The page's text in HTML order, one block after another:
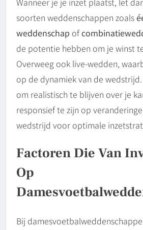
soorten weddenschappen zoals
weddenschap of
de potentie hebben om je winst
Overweeg ook live-wedden,
op de dynamiek van de
om realistisch te blijven over je
responsief te zijn op
wedstrijd voor optimale
Factoren Die Van
Op
Bij